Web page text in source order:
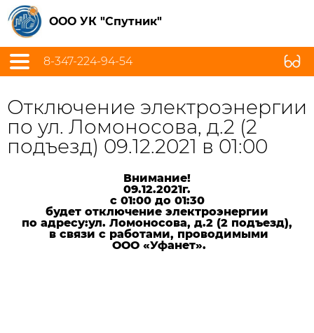
ООО УК "Спутник"
8-347-224-94-54
Отключение электроэнергии
по ул. Ломоносова, д.2 (2
подъезд) 09.12.2021 в 01:00
Внимание!
09.12.2021г.
с 01:00 до 01:30
будет отключение электроэнергии
по адресу:ул. Ломоносова, д.2 (2 подъезд),
в связи с работами, проводимыми
ООО «Уфанет».